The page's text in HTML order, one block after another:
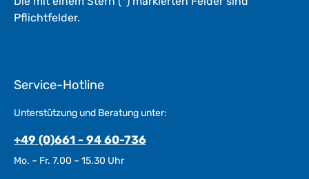
Pflichtfelder.
Service-Hotline
Unterstützung und Beratung unter:
+49 (0)661 - 94 60-736
Mo. – Fr. 7.00 – 15.30 Uhr